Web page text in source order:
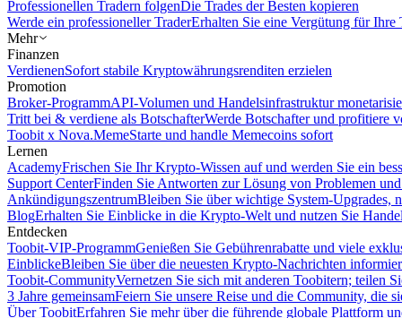
Professionellen Tradern folgenDie Trades der Besten kopieren
Werde ein professioneller TraderErhalten Sie eine Vergütung für Ihre
Mehr
Finanzen
VerdienenSofort stabile Kryptowährungsrenditen erzielen
Promotion
Broker-ProgrammAPI-Volumen und Handelsinfrastruktur
Tritt bei & verdiene als BotschafterWerde Botschafter und profitiere
Toobit x Nova.MemeStarte und handle Memecoins sofort
Lernen
AcademyFrischen Sie Ihr Krypto-Wissen auf und werden Sie ein
Support CenterFinden Sie Antworten zur Lösung von Problemen
AnkündigungszentrumBleiben Sie über wichtige System-Upgrades,
BlogErhalten Sie Einblicke in die Krypto-Welt und nutzen Sie
Entdecken
Toobit-VIP-ProgrammGenießen Sie Gebührenrabatte und viele
EinblickeBleiben Sie über die neuesten Krypto-Nachrichten
Toobit-CommunityVernetzen Sie sich mit anderen Toobitern; teilen
3 Jahre gemeinsamFeiern Sie unsere Reise und die Community, die
Über ToobitErfahren Sie mehr über die führende globale Plattform